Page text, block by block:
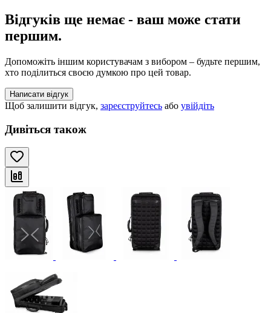
Відгуків ще немає - ваш може стати
першим.
Допоможіть іншим користувачам з вибором – будьте першим,
хто поділиться своєю думкою про цей товар.
Написати відгук
Щоб залишити відгук, зареєструйтесь або увійдіть
Дивіться також